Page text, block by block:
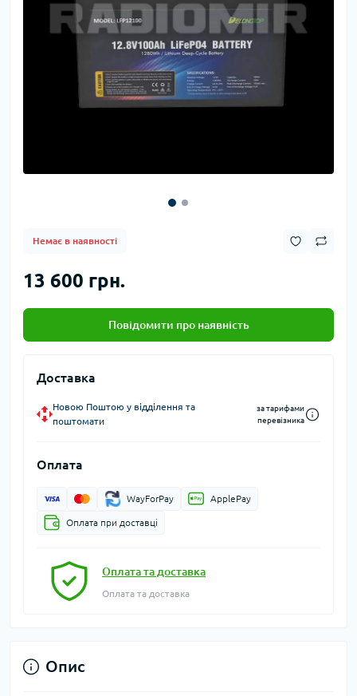
Немає в наявності
13 600 грн.
Повідомити про наявність
Доставка
Новою Поштою у відділення та
поштомати
за тарифами
перевізника
Оплата
WayForPay ApplePay
Оплата при доставці
Оплата та доставка
Оплата та доставка
Опис